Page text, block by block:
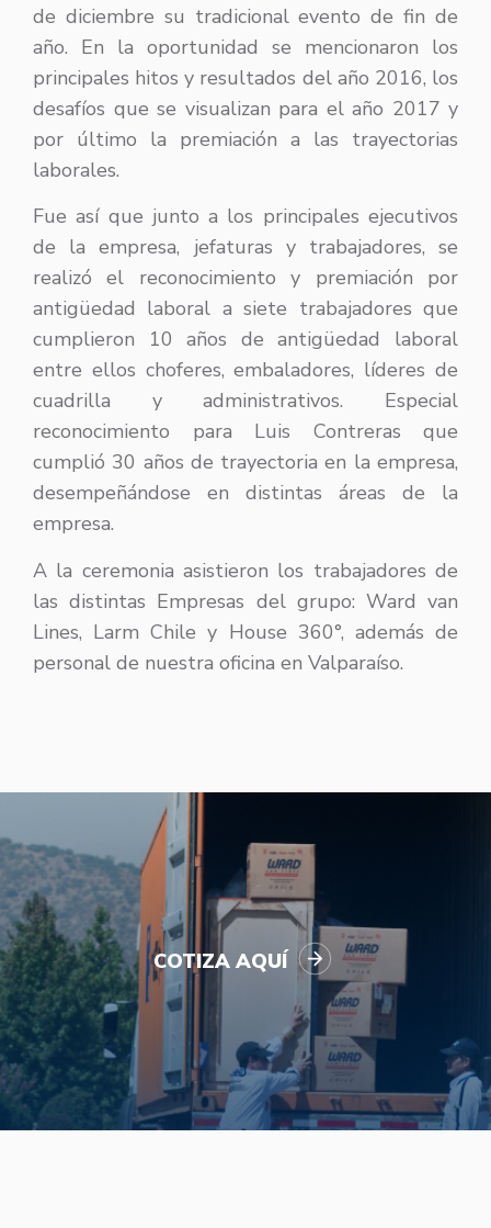
de diciembre su tradicional evento de fin de
año. En la oportunidad se mencionaron los
principales hitos y resultados del año 2016, los
desafíos que se visualizan para el año 2017 y
por último la premiación a las trayectorias
laborales.
Fue así que junto a los principales ejecutivos
de la empresa, jefaturas y trabajadores, se
realizó el reconocimiento y premiación por
antigüedad laboral a siete trabajadores que
cumplieron 10 años de antigüedad laboral
entre ellos choferes, embaladores, líderes de
cuadrilla y administrativos. Especial
reconocimiento para Luis Contreras que
cumplió 30 años de trayectoria en la empresa,
desempeñándose en distintas áreas de la
empresa.
A la ceremonia asistieron los trabajadores de
las distintas Empresas del grupo: Ward van
Lines, Larm Chile y House 360°, además de
personal de nuestra oficina en Valparaíso.
COTIZA AQUÍ